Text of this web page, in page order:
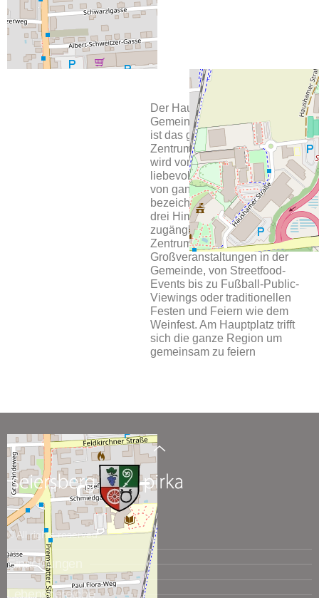
Der Hauptplatz der
Gemeinde Seiersberg-Pirka
ist das gesellschaftliche
Zentrum der Gemeinde und
wird vom Bürgermeister
liebevoll, das Wohnzimmer
von ganz Seiersberg-Pirka
bezeichnet. Der offene, von
drei Himmelsrichtungen
zugängliche Platz ist das
Zentrum für nahezu alle
Großveranstaltungen in der
Gemeinde, von Streetfood-
Events bis zu Fußball-Public-
Viewings oder traditionellen
Festen und Feiern wie dem
Weinfest. Am Hauptplatz trifft
sich die ganze Region um
gemeinsam zu feiern
© All rights reserved.
Einrichtungen
Lebensbereiche